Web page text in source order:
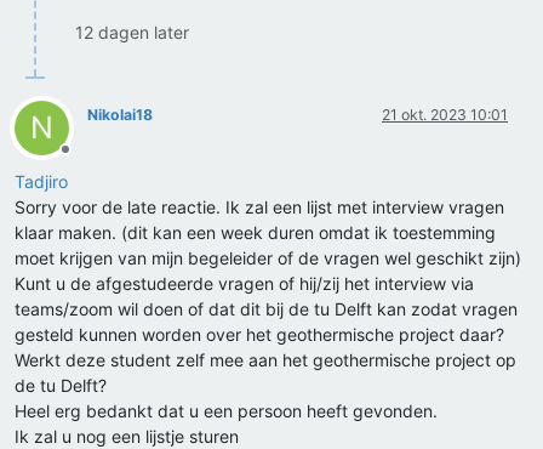
12 dagen later
N
Offline
Nikolai18 21 okt. 2023 10:01
Tadjiro
Sorry voor de late reactie. Ik zal een lijst met interview vragen
klaar maken. (dit kan een week duren omdat ik toestemming
moet krijgen van mijn begeleider of de vragen wel geschikt zijn)
Kunt u de afgestudeerde vragen of hij/zij het interview via
teams/zoom wil doen of dat dit bij de tu Delft kan zodat vragen
gesteld kunnen worden over het geothermische project daar?
Werkt deze student zelf mee aan het geothermische project op
de tu Delft?
Heel erg bedankt dat u een persoon heeft gevonden.
Ik zal u nog een lijstje sturen